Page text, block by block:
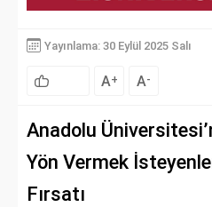
Yayınlama: 30 Eylül 2025 Salı
A+ A-
Anadolu
Yön Vermek
Fırsatı